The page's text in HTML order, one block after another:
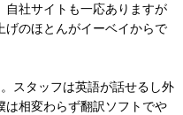
自社サイトも一応ありますが
げのほとんがイーベイからで
スタッフは英語が話せるし外
は相変わらず翻訳ソフトでや